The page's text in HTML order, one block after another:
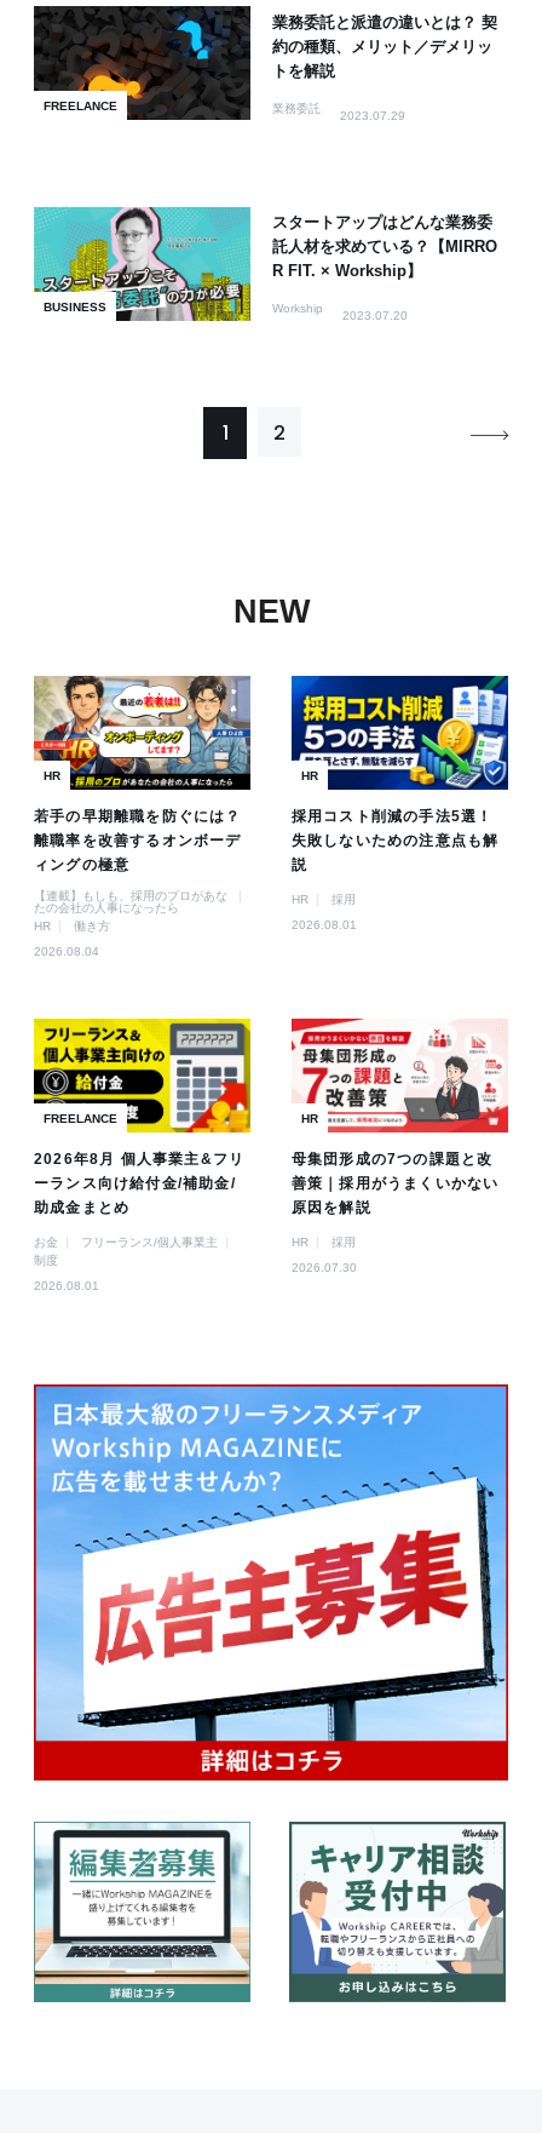
FREELANCE
業務委託と派遣の違いとは？ 契
約の種類、メリット／デメリッ
トを解説
業務委託
2023.07.29
BUSINESS
スタートアップはどんな業務委
託人材を求めている？【MIRRO
R FIT. × Workship】
Workship
2023.07.20
1 2
NEW
HR
若手の早期離職を防ぐには？
離職率を改善するオンボーデ
ィングの極意
【連載】もしも、採用のプロがあな
たの会社の人事になったら
HR
働き方
2026.08.04
HR
採用コスト削減の手法5選！
失敗しないための注意点も解
説
HR
採用
2026.08.01
FREELANCE
2026年8月 個人事業主&フリ
ーランス向け給付金/補助金/
助成金まとめ
お金
フリーランス/個人事業主
制度
2026.08.01
HR
母集団形成の7つの課題と改
善策｜採用がうまくいかない
原因を解説
HR
採用
2026.07.30